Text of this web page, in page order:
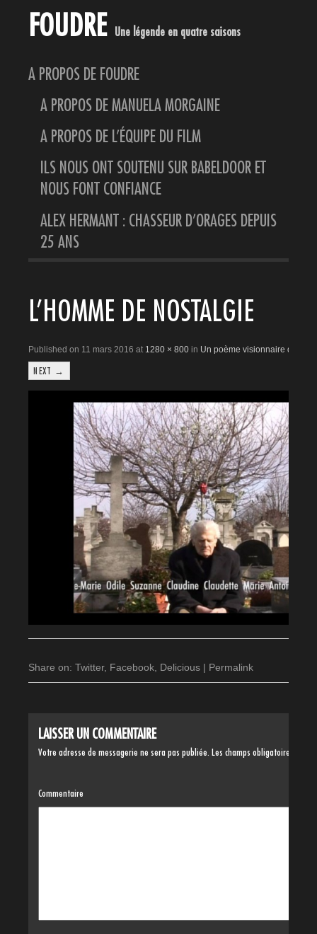
FOUDRE Une légende en quatre saisons
A PROPOS DE FOUDRE
A PROPOS DE MANUELA MORGAINE
A PROPOS DE L’ÉQUIPE DU FILM
ILS NOUS ONT SOUTENU SUR BABELDOOR ET
NOUS FONT CONFIANCE
ALEX HERMANT : CHASSEUR D’ORAGES DEPUIS
25 ANS
L’HOMME DE NOSTALGIE
Published on 11 mars 2016 at 1280 × 800 in Un poème visionnaire de
NEXT →
Share on: Twitter, Facebook, Delicious | Permalink
LAISSER UN COMMENTAIRE
Votre adresse de messagerie ne sera pas publiée. Les champs obligatoires sont
Commentaire